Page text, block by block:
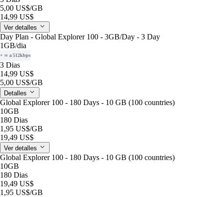
5,00 US$/GB
14,99 US$
Ver detalles
Day Plan - Global Explorer 100 - 3GB/Day - 3 Day
1GB/dia
+ ∞ a 512kbps
3 Dias
14,99 US$
5,00 US$/GB
Detalles
Global Explorer 100 - 180 Days - 10 GB (100 countries)
10GB
180 Dias
1,95 US$/GB
19,49 US$
Ver detalles
Global Explorer 100 - 180 Days - 10 GB (100 countries)
10GB
180 Dias
19,49 US$
1,95 US$/GB